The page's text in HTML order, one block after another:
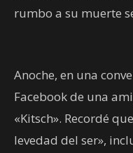
rumbo a su muerte
Anoche, en una
Facebook de una
«Kitsch». Recordé
levedad del ser»,